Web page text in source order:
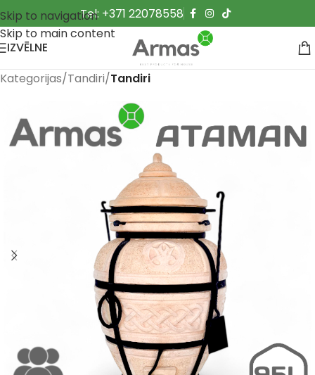
Skip to navigation
Skip to main content
Tel: +371 22078558
IZVĒLNE
Kategorijas Tandiri Tandiri